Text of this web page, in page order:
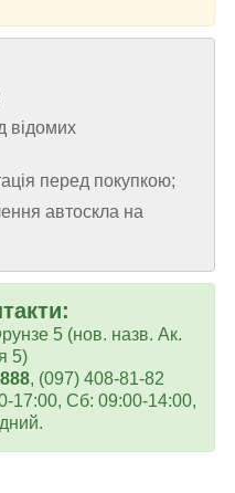
відомих
перед покупкою;
автоскла на
5 (нов. назв. Ак.
5)
, (097) 408-81-82
17:00, Сб: 09:00-14:00,